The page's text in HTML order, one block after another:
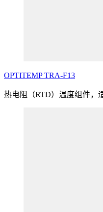
OPTITEMP TRA-F13
热电阻（RTD）温度组件，